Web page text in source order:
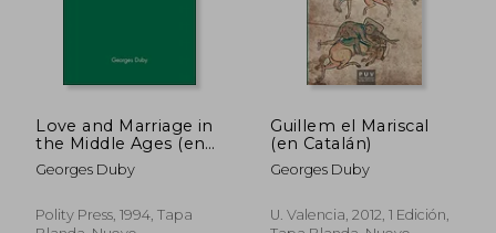
Love and Marriage in
the Middle Ages (en
Inglés)
Georges Duby
Polity Press, 1994, Tapa
Guillem el Mariscal
(en Catalán)
Georges Duby
U. Valencia, 2012, 1 Edición,